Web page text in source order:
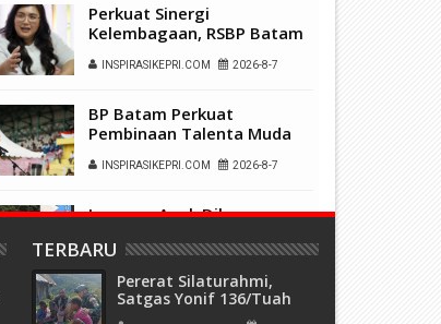
Perkuat Sinergi
Kelembagaan, RSBP Batam
Pelayanan dan
INSPIRASIKEPRI.COM 2026-8-7
BP Batam Perkuat
Pembinaan Talenta Muda
International Grassroot
INSPIRASIKEPRI.COM 2026-8-7
Laporan Anak Dibawa
Polsek Lubuk Baja, Murni
Sengketa Hak Asuh
Terjaring Tes Urine
TERBARU
Pererat Silaturahmi,
Satgas Yonif 136/Tuah
Sakti Pos Ilu Gelar